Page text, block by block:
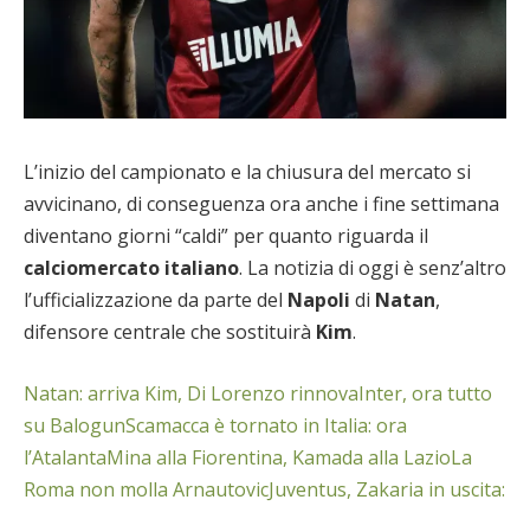
L’inizio del campionato e la chiusura del mercato si
avvicinano, di conseguenza ora anche i fine settimana
diventano giorni “caldi” per quanto riguarda il
calciomercato italiano. La notizia di oggi è senz’altro
l’ufficializzazione da parte del Napoli di Natan,
difensore centrale che sostituirà Kim.
Natan: arriva Kim, Di Lorenzo rinnovaInter, ora tutto
su BalogunScamacca è tornato in Italia: ora
l’AtalantaMina alla Fiorentina, Kamada alla LazioLa
Roma non molla ArnautovicJuventus, Zakaria in uscita: